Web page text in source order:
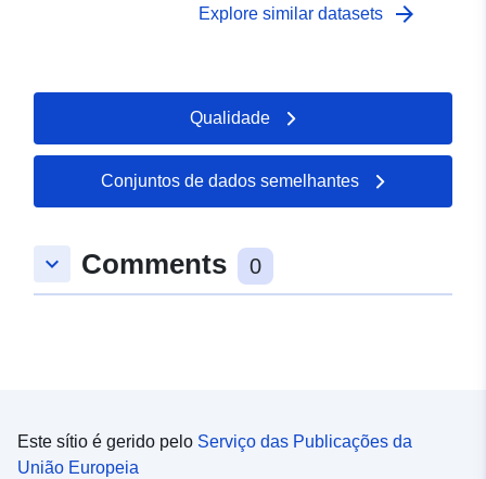
Explore similar datasets arrow_forward
Qualidade
Conjuntos de dados semelhantes
keyboard_arrow_down Comments 0
Este sítio é gerido pelo Serviço das Publicações da
União Europeia